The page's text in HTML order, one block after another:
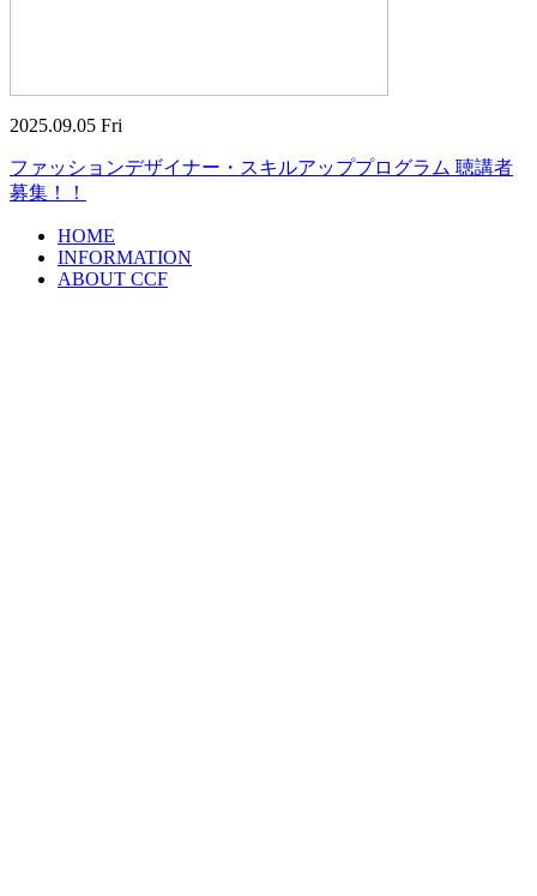
2025.09.05 Fri
ファッションデザイナー・スキルアッププログラム 聴講者
募集！！
HOME
INFORMATION
ABOUT CCF